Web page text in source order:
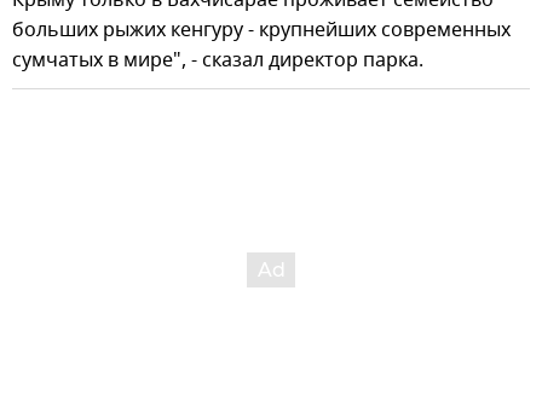
больших рыжих кенгуру - крупнейших современных
сумчатых в мире", - сказал директор парка.